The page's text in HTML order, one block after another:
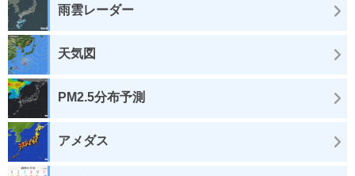
雨雲レーダー
天気図
PM2.5分布予測
アメダス